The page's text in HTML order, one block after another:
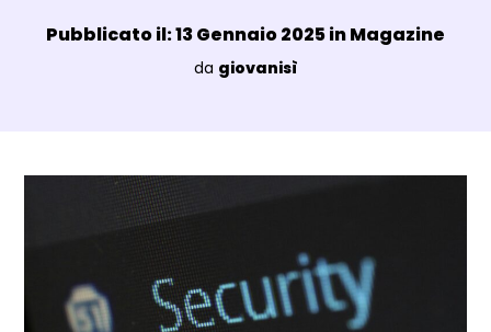
Data e ora:
Pubblicato il: 13 Gennaio 2025 inMagazine
Luogo:
da giovanisì
Dettagli Post Magazine